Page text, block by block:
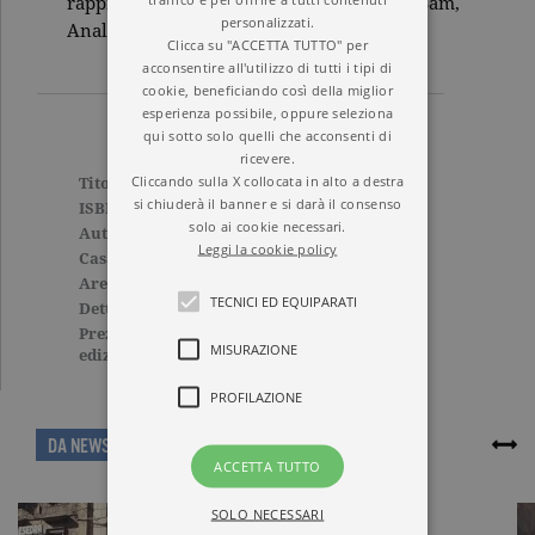
Analise, è pronta a tutto pur di separarli.
Titolo
Finalmente ci sei
ISBN
9788811004523
Autore
Tijan
Casa Editrice
GARZANTI
Aree tematiche
Dettagli
256 pagine, Brossura
Prezzo di questa
edizione cartacea
DA NEWS ARTICOLI CORRELATI
personalizzati.
Clicca su "ACCETTA TUTTO" per
acconsentire all'utilizzo di tutti i tipi di
cookie, beneficiando così della miglior
esperienza possibile, oppure seleziona
qui sotto solo quelli che acconsenti di
ricevere.
Cliccando sulla X collocata in alto a destra
si chiuderà il banner e si darà il consenso
solo ai cookie necessari.
Leggi la cookie policy
TECNICI ED EQUIPARATI
MISURAZIONE
PROFILAZIONE
ACCETTA TUTTO
SOLO NECESSARI